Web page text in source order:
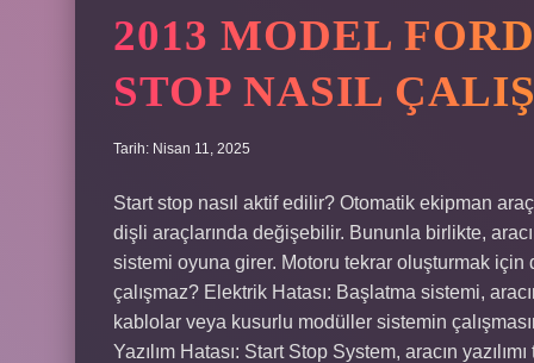
2013 MODEL
STOP NASIL
Tarih: Nisan 11, 2025
Start stop nasıl aktif edilir? Otomatik ekipman
dişli araçlarında değişebilir. Bununla birlikte,
sistemi oyuna girer. Motoru tekrar oluşturmak
çalışmaz? Elektrik Hatası: Başlatma sistemi,
kablolar veya kusurlu modüller sistemin
Yazılım Hatası: Start Stop System, aracın